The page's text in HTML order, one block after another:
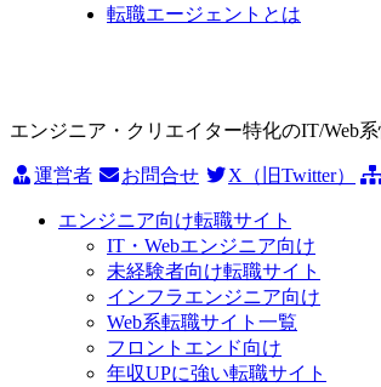
転職エージェントとは
エンジニア・クリエイター特化のIT/Web
運営者 お問合せ X（旧Twitter）
エンジニア向け転職サイト
IT・Webエンジニア向け
未経験者向け転職サイト
インフラエンジニア向け
Web系転職サイト一覧
フロントエンド向け
年収UPに強い転職サイト